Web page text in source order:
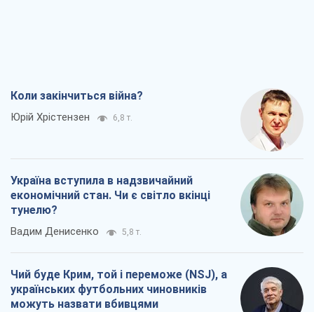
Коли закінчиться війна?
Юрій Хрістензен 6,8 т.
Україна вступила в надзвичайний
економічний стан. Чи є світло вкінці
тунелю?
Вадим Денисенко 5,8 т.
Чий буде Крим, той і переможе (NSJ), а
українських футбольних чиновників
можуть назвати вбивцями